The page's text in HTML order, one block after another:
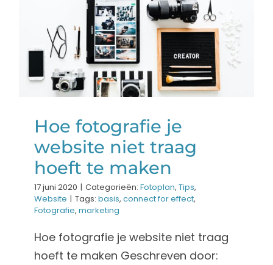
website niet traag
hoeft te maken
Fotoplan Tips Website
Hoe fotografie je
website niet traag
hoeft te maken
17 juni 2020 | Categorieën: Fotoplan, Tips,
Website | Tags: basis, connect for effect,
Fotografie, marketing
Hoe fotografie je website niet traag
hoeft te maken Geschreven door: